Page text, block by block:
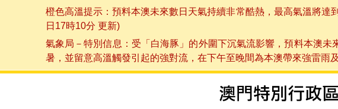
橙色高溫提示：預料本澳未來數日天氣持續非常酷熱，最高氣溫將
日17時10分 更新)
氣象局－特別信息：受「白海豚」的外圍下沉氣流影響，預料本澳
暑，並留意高溫觸發引起的強對流，在下午至晚間為本澳帶來強雷